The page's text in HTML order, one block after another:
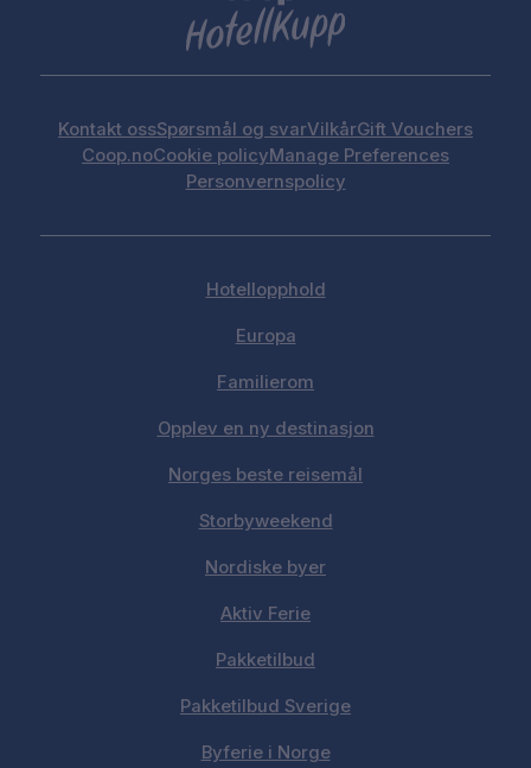
Kontakt ossSpørsmål og svarVilkårGift Vouchers
Coop.noCookie policyManage Preferences
Personvernspolicy
Hotellopphold
Europa
Familierom
Opplev en ny destinasjon
Norges beste reisemål
Storbyweekend
Nordiske byer
Aktiv Ferie
Pakketilbud
Pakketilbud Sverige
Byferie i Norge